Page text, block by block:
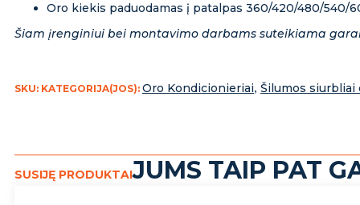
Oro kiekis paduodamas į patalpas 360/420/480/540/
Šiam įrenginiui bei montavimo darbams suteikiama
SKU: KATEGORIJA(JOS): Oro Kondicionieriai, Šilumos siurbliai
SUSIJĘ PRODUKTAIJUMS TAIP PAT